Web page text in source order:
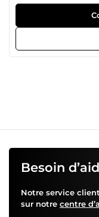
de QGIS. Que ce
délimitation de
d'inventaire
adapté à vos
Besoin
Notre service
sur notre centre